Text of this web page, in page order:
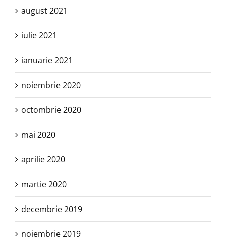
august 2021
iulie 2021
ianuarie 2021
noiembrie 2020
octombrie 2020
mai 2020
aprilie 2020
martie 2020
decembrie 2019
noiembrie 2019